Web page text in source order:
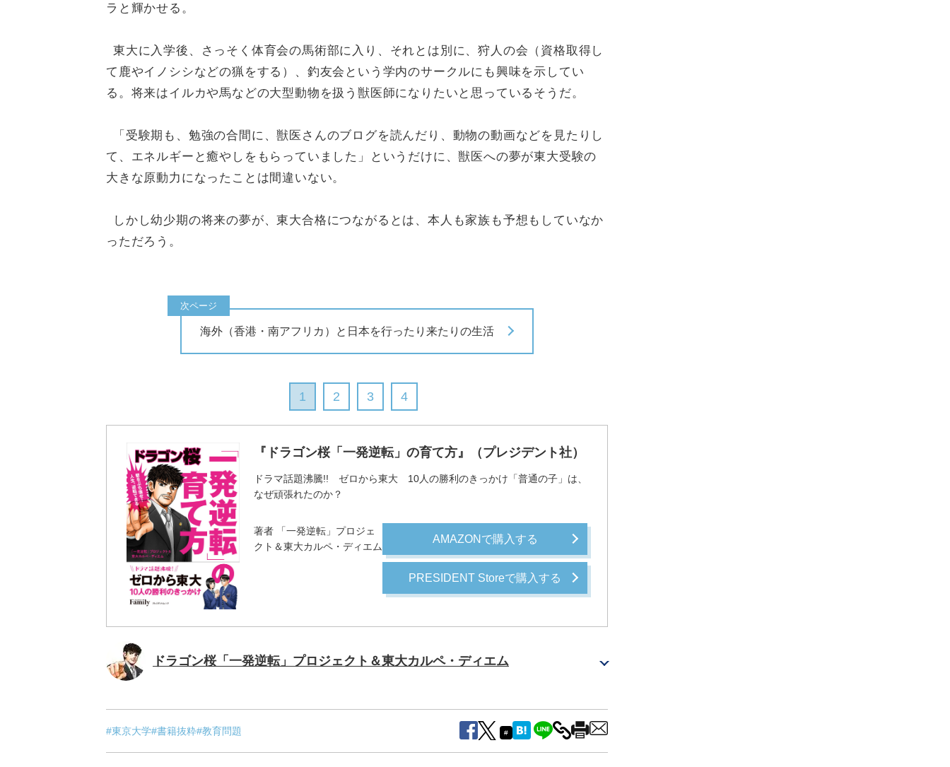
ラと輝かせる。
東大に入学後、さっそく体育会の馬術部に入り、それとは別に、狩人の会（資格取得し
て鹿やイノシシなどの猟をする）、釣友会という学内のサークルにも興味を示してい
る。将来はイルカや馬などの大型動物を扱う獣医師になりたいと思っているそうだ。
「受験期も、勉強の合間に、獣医さんのブログを読んだり、動物の動画などを見たりし
て、エネルギーと癒やしをもらっていました」というだけに、獣医への夢が東大受験の
大きな原動力になったことは間違いない。
しかし幼少期の将来の夢が、東大合格につながるとは、本人も家族も予想もしていなか
っただろう。
海外（香港・南アフリカ）と日本を行ったり来たりの生活
1 2 3 4
『ドラゴン桜「一発逆転」の育て方』（プレジデント社）
ドラマ話題沸騰!! ゼロから東大 10人の勝利のきっかけ「普通の子」は、
なぜ頑張れたのか？
著者
「一発逆転」プロジェ
クト＆東大カルペ・ディエム
AMAZONで購入する
PRESIDENT Storeで購入する
ドラゴン桜「一発逆転」プロジェクト＆東大カルペ・ディエム
#東京大学#書籍抜粋#教育問題 #